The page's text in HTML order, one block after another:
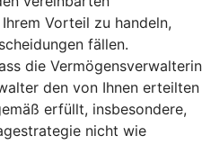
Vorteil zu handeln,
fällen.
die Vermögensverwalterin
den von Ihnen erteilten
erfüllt, insbesondere,
nicht wie